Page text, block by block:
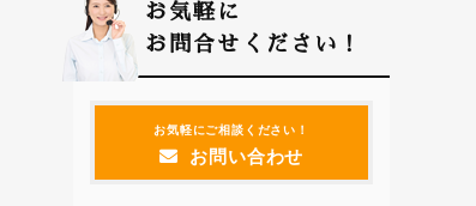
お気軽に
お問合せください！
お気軽にご相談ください！
お問い合わせ